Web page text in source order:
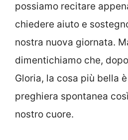
possiamo recitare
chiedere aiuto e
nostra nuova giornata.
dimentichiamo che,
Gloria, la cosa più bella
preghiera spontanea
nostro cuore.